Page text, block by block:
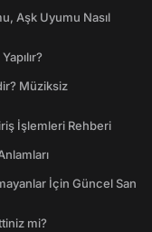
Aşk Uyumu Nasıl
Müziksiz
İşlemleri Rehberi
İçin Güncel San
mi?